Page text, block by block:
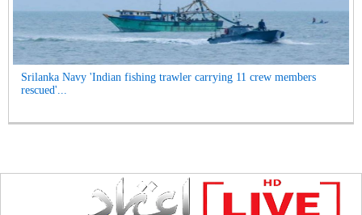
Srilanka Navy 'Indian fishing trawler carrying 11 crew members
rescued'...